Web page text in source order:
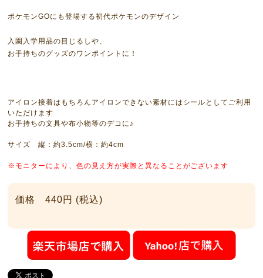
ポケモンGOにも登場する初代ポケモンのデザイン
入園入学用品の目じるしや、
お手持ちのグッズのワンポイントに！
アイロン接着はもちろんアイロンできない素材にはシールとしてご利用
いただけます
お手持ちの文具や布小物等のデコに♪
サイズ 縦：約3.5cm/横：約4cm
※モニターにより、色の見え方が実際と異なることがございます
価格 440円 (税込)